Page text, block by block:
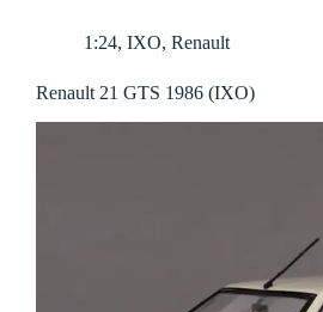
1:24, IXO, Renault
Renault 21 GTS 1986 (IXO)